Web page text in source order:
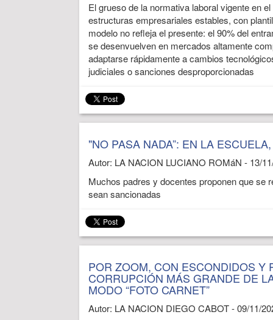
El grueso de la normativa laboral vigente en
estructuras empresariales estables, con
modelo no refleja el presente: el 90% del
se desenvuelven en mercados altamente
adaptarse rápidamente a cambios
judiciales o sanciones desproporcionadas
"NO PASA NADA”: EN LA
Autor: LA NACION LUCIANO ROMáN - 13/
Muchos padres y docentes proponen que se
sean sancionadas
POR ZOOM, CON ESCONDIDOS Y
CORRUPCIÓN MÁS GRANDE DE
MODO “FOTO CARNET”
Autor: LA NACION DIEGO CABOT - 09/11/